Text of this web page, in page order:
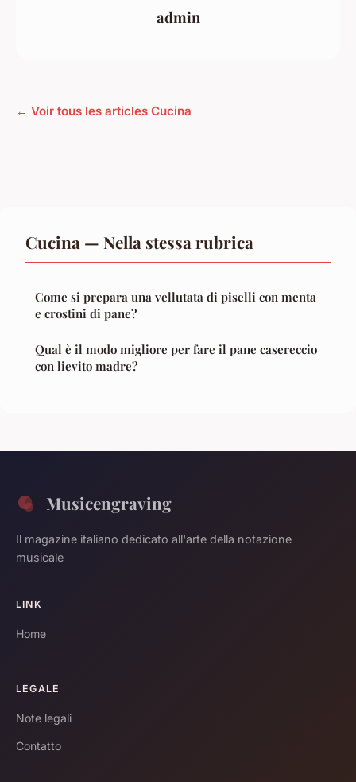
admin
← Voir tous les articles Cucina
Cucina — Nella stessa rubrica
Come si prepara una vellutata di piselli con menta
e crostini di pane?
Qual è il modo migliore per fare il pane casereccio
con lievito madre?
Musicengraving
Il magazine italiano dedicato all'arte della notazione
musicale
LINK
Home
LEGALE
Note legali
Contatto